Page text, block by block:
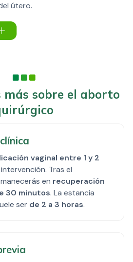
útero.
mediante
para garantizar una
más sobre el aborto
vaginal entre 1 y 2
Tras el
en recuperación
30 minutos. La estancia
ser de 2 a 3 horas.